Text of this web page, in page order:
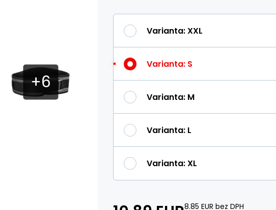
Varianta:XXL
Varianta: S
Varianta: M
Varianta: L
Varianta:XL
8.85 EUR bez DPH